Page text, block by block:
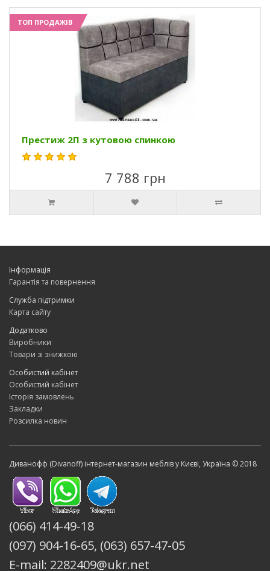
ТОП ПРОДАЖІВ
Престиж 2П з кутовою спинкою
7 788 грн
Інформація
Гарантія та повернення
Служба підтримки
Карта сайту
Додатково
Виробники
Товари зі знижкою
Особистий кабінет
Особистий кабінет
Історія замовлень
Закладки
Розсилка новин
Диванофф (Divanoff) інтернет-магазин меблів у Києві, Україна © 2018
(066) 414-49-18
(097) 904-16-65, (063) 657-47-05
E-mail: 2282409@ukr.net